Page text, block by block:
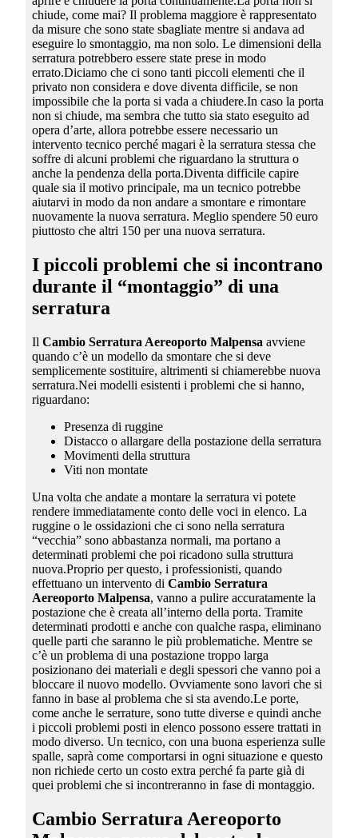
chiude, come mai? Il problema maggiore è rappresentato
da misure che sono state sbagliate mentre si andava ad
eseguire lo smontaggio, ma non solo. Le dimensioni della
serratura potrebbero essere state prese in modo
errato.Diciamo che ci sono tanti piccoli elementi che il
privato non considera e dove diventa difficile, se non
impossibile che la porta si vada a chiudere.In caso la porta
non si chiude, ma sembra che tutto sia stato eseguito ad
opera d’arte, allora potrebbe essere necessario un
intervento tecnico perché magari è la serratura stessa che
soffre di alcuni problemi che riguardano la struttura o
anche la pendenza della porta.Diventa difficile capire
quale sia il motivo principale, ma un tecnico potrebbe
aiutarvi in modo da non andare a smontare e rimontare
nuovamente la nuova serratura. Meglio spendere 50 euro
piuttosto che altri 150 per una nuova serratura.
I piccoli problemi che si incontrano
durante il “montaggio” di una
serratura
Il Cambio Serratura Aereoporto Malpensa avviene
quando c’è un modello da smontare che si deve
semplicemente sostituire, altrimenti si chiamerebbe nuova
serratura.Nei modelli esistenti i problemi che si hanno,
riguardano:
Presenza di ruggine
Distacco o allargare della postazione della serratura
Movimenti della struttura
Viti non montate
Una volta che andate a montare la serratura vi potete
rendere immediatamente conto delle voci in elenco. La
ruggine o le ossidazioni che ci sono nella serratura
“vecchia” sono abbastanza normali, ma portano a
determinati problemi che poi ricadono sulla struttura
nuova.Proprio per questo, i professionisti, quando
effettuano un intervento di Cambio Serratura
Aereoporto Malpensa, vanno a pulire accuratamente la
postazione che è creata all’interno della porta. Tramite
determinati prodotti e anche con qualche raspa, eliminano
quelle parti che saranno le più problematiche. Mentre se
c’è un problema di una postazione troppo larga
posizionano dei materiali e degli spessori che vanno poi a
bloccare il nuovo modello. Ovviamente sono lavori che si
fanno in base al problema che si sta avendo.Le porte,
come anche le serrature, sono tutte diverse e quindi anche
i piccoli problemi posti in elenco possono essere trattati in
modo diverso. Un tecnico, con una buona esperienza sulle
spalle, saprà come comportarsi in ogni situazione e questo
non richiede certo un costo extra perché fa parte già di
quei problemi che si incontreranno in fase di montaggio.
Cambio Serratura Aereoporto